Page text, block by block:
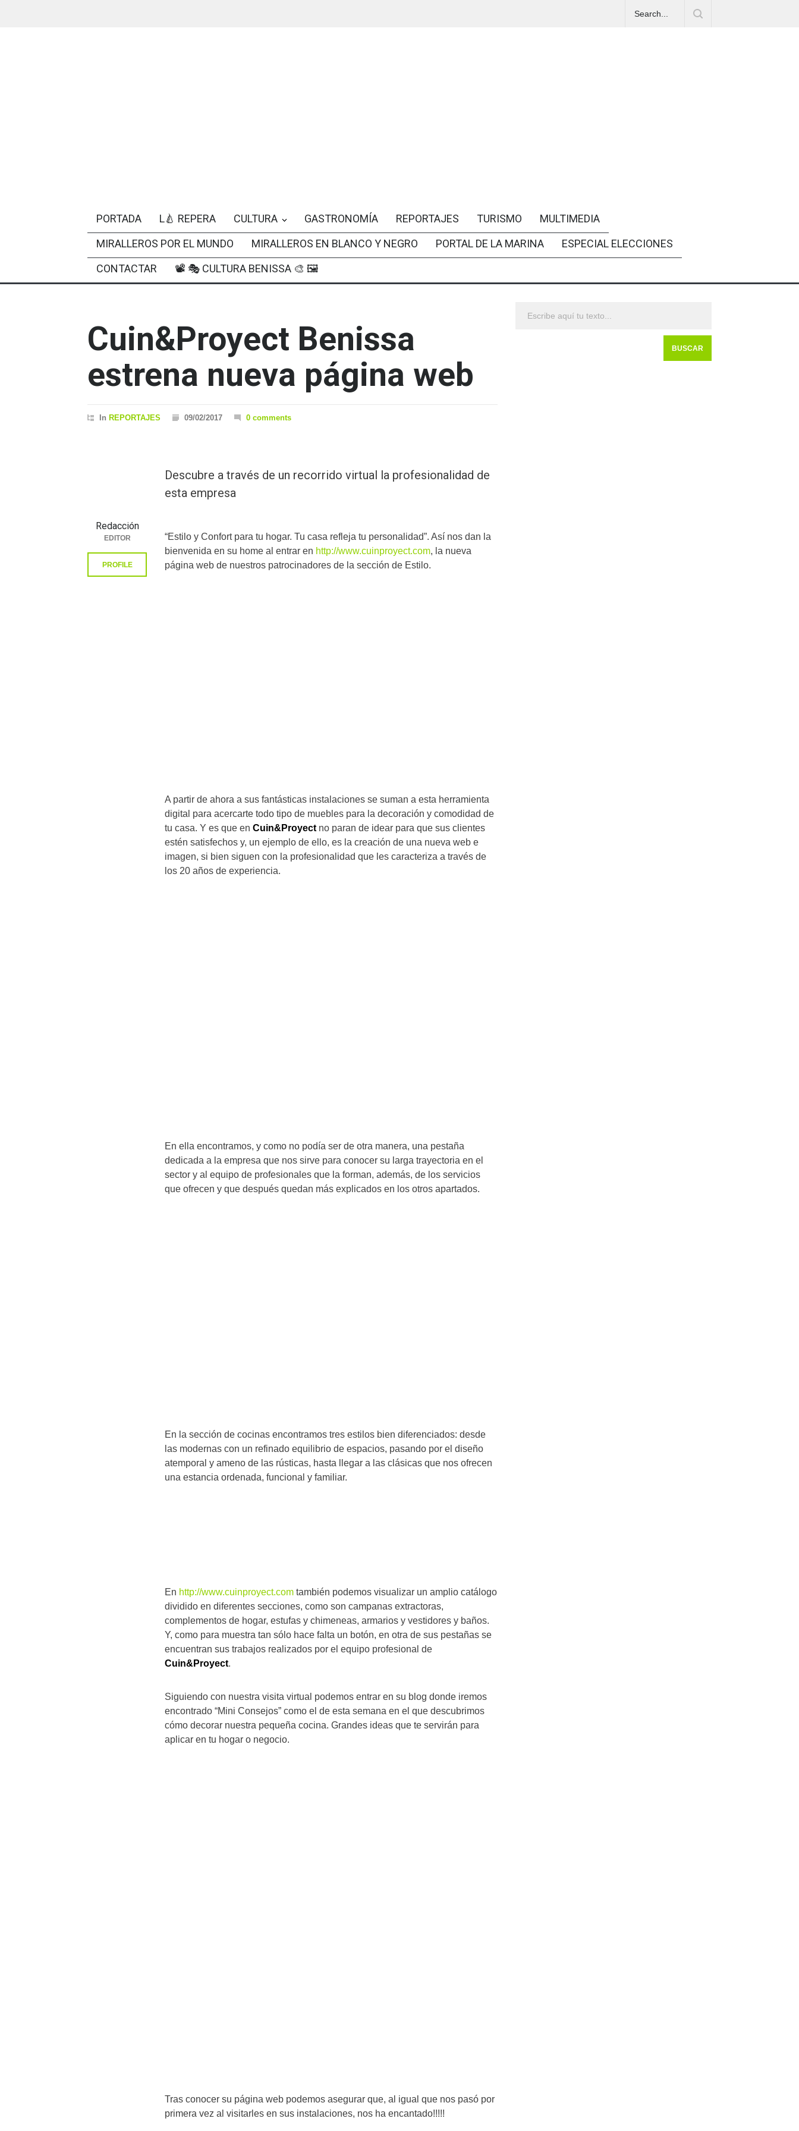
PORTADA L🍐 REPERA CULTURA GASTRONOMÍA REPORTAJES TURISMO
MULTIMEDIA
MIRALLEROS POR EL MUNDO
MIRALLEROS EN BLANCO Y NEGRO PORTAL DE LA MARINA
ESPECIAL ELECCIONES
CONTACTAR
📽 🎭 CULTURA BENISSA 🎨 🖼
Cuin&Proyect Benissa
estrena nueva página web
In REPORTAJES 09/02/2017 0 comments
Descubre a través de un recorrido virtual la profesionalidad de
esta empresa
“Estilo y Confort para tu hogar. Tu casa refleja tu personalidad”. Así nos dan la
bienvenida en su home al entrar en http://www.cuinproyect.com, la nueva
página web de nuestros patrocinadores de la sección de Estilo.
A partir de ahora a sus fantásticas instalaciones se suman a esta herramienta
digital para acercarte todo tipo de muebles para la decoración y comodidad de
tu casa. Y es que en Cuin&Proyect no paran de idear para que sus clientes
estén satisfechos y, un ejemplo de ello, es la creación de una nueva web e
imagen, si bien siguen con la profesionalidad que les caracteriza a través de
los 20 años de experiencia.
En ella encontramos, y como no podía ser de otra manera, una pestaña
dedicada a la empresa que nos sirve para conocer su larga trayectoria en el
sector y al equipo de profesionales que la forman, además, de los servicios
que ofrecen y que después quedan más explicados en los otros apartados.
En la sección de cocinas encontramos tres estilos bien diferenciados: desde
las modernas con un refinado equilibrio de espacios, pasando por el diseño
atemporal y ameno de las rústicas, hasta llegar a las clásicas que nos ofrecen
una estancia ordenada, funcional y familiar.
En http://www.cuinproyect.com también podemos visualizar un amplio catálogo
dividido en diferentes secciones, como son campanas extractoras,
complementos de hogar, estufas y chimeneas, armarios y vestidores y baños.
Y, como para muestra tan sólo hace falta un botón, en otra de sus pestañas se
encuentran sus trabajos realizados por el equipo profesional de
Cuin&Proyect.
Siguiendo con nuestra visita virtual podemos entrar en su blog donde iremos
encontrado “Mini Consejos” como el de esta semana en el que descubrimos
cómo decorar nuestra pequeña cocina. Grandes ideas que te servirán para
aplicar en tu hogar o negocio.
Tras conocer su página web podemos asegurar que, al igual que nos pasó por
primera vez al visitarles en sus instalaciones, nos ha encantado!!!!!
Redacción
EDITOR
PROFILE